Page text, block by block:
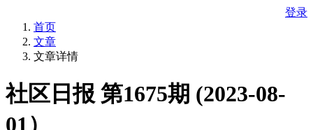
登录
首页
文章
文章详情
社区日报 第1675期 (2023-08-
01）